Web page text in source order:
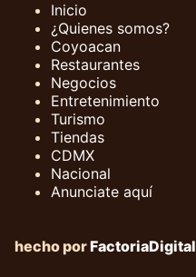
Inicio
¿Quienes somos?
Coyoacan
Restaurantes
Negocios
Entretenimiento
Turismo
Tiendas
CDMX
Nacional
Anunciate aquí
hecho porFactoriaDigital